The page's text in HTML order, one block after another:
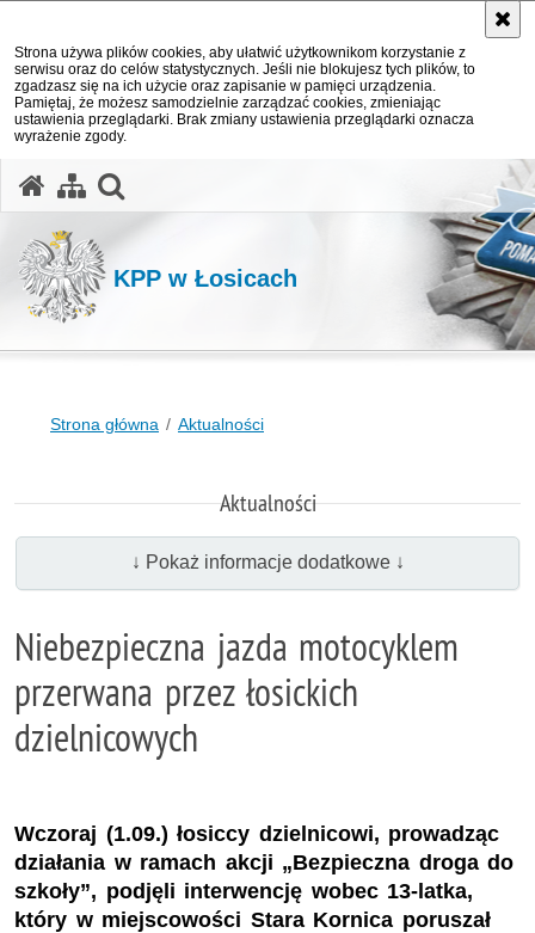
Strona używa plików cookies, aby ułatwić użytkownikom korzystanie z
serwisu oraz do celów statystycznych. Jeśli nie blokujesz tych plików, to
zgadzasz się na ich użycie oraz zapisanie w pamięci urządzenia.
Pamiętaj, że możesz samodzielnie zarządzać cookies, zmieniając
ustawienia przeglądarki. Brak zmiany ustawienia przeglądarki oznacza
wyrażenie zgody.
KPP w Łosicach
Strona główna Aktualności
Aktualności
↓ Pokaż informacje dodatkowe ↓
Niebezpieczna jazda motocyklem
przerwana przez łosickich
dzielnicowych
Wczoraj (1.09.) łosiccy dzielnicowi, prowadząc
działania w ramach akcji „Bezpieczna droga do
szkoły”, podjęli interwencję wobec 13-latka,
który w miejscowości Stara Kornica poruszał